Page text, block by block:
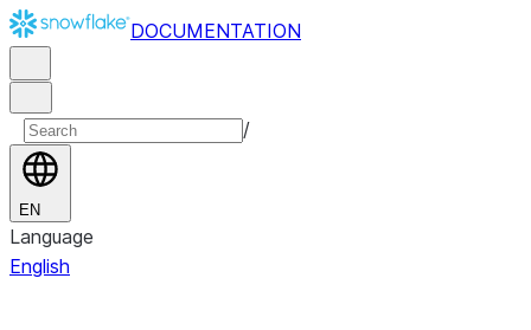
DOCUMENTATION
/
EN
Language
English